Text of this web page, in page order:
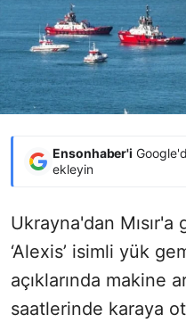
Ensonhaber'i
ekleyin
Ukrayna'dan Mısır'a
‘Alexis’ isimli yük
açıklarında makine
saatlerinde karaya